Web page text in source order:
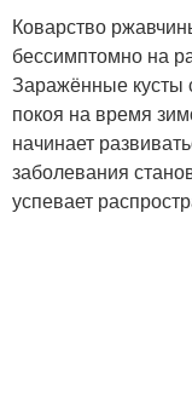
Коварство
бессимптомно на
Заражённые кусты
покоя на время
начинает
заболевания
успевает